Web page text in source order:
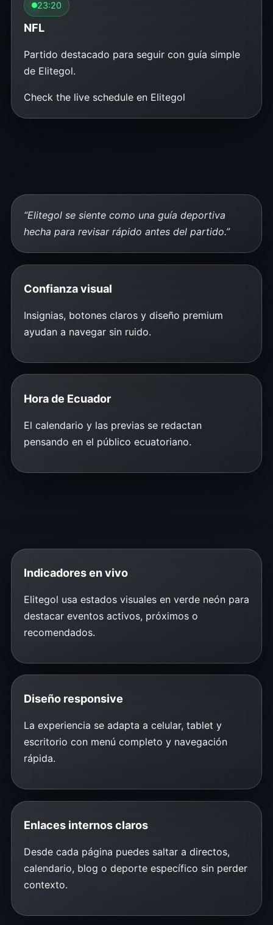
23:20
NFL
Partido destacado para seguir con guía simple
de Elitegol.
Check the live schedule en Elitegol
“Elitegol se siente como una guía deportiva
hecha para revisar rápido antes del partido.”
Confianza visual
Insignias, botones claros y diseño premium
ayudan a navegar sin ruido.
Hora de Ecuador
El calendario y las previas se redactan
pensando en el público ecuatoriano.
Indicadores en vivo
Elitegol usa estados visuales en verde neón para
destacar eventos activos, próximos o
recomendados.
Diseño responsive
La experiencia se adapta a celular, tablet y
escritorio con menú completo y navegación
rápida.
Enlaces internos claros
Desde cada página puedes saltar a directos,
calendario, blog o deporte específico sin perder
contexto.